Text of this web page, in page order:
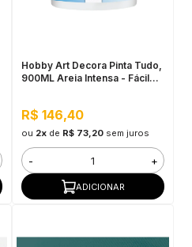
Hobby Art Decora Pinta Tudo,
900ML Areia Intensa - Fácil
R$ 146,40
ou 2xde R$ 73,20 sem juros
- +
ADICIONAR